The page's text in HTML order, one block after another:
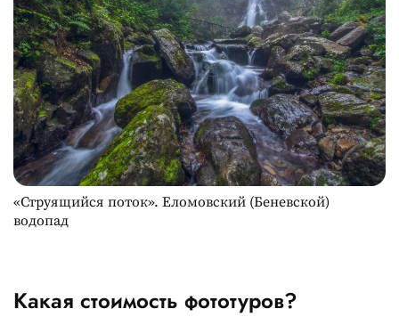
«Струящийся поток». Еломовский (Беневской)
водопад
Какая стоимость фототуров?